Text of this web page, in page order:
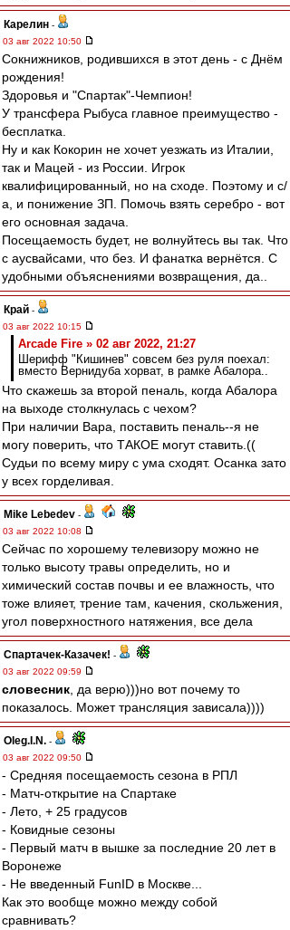
Карелин -
03 авг 2022 10:50
Сокнижников, родившихся в этот день - с Днём
рождения!
Здоровья и "Спартак"-Чемпион!
У трансфера Рыбуса главное преимущество -
бесплатка.
Ну и как Кокорин не хочет уезжать из Италии,
так и Мацей - из России. Игрок
квалифицированный, но на сходе. Поэтому и с/
а, и понижение ЗП. Помочь взять серебро - вот
его основная задача.
Посещаемость будет, не волнуйтесь вы так. Что
с аусвайсами, что без. И фанатка вернётся. С
удобными объяснениями возвращения, да..
Край -
03 авг 2022 10:15
Arcade Fire » 02 авг 2022, 21:27
Шерифф "Кишинев" совсем без руля поехал:
вместо Вернидуба хорват, в рамке Абалора..
Что скажешь за второй пеналь, когда Абалора
на выходе столкнулась с чехом?
При наличии Вара, поставить пеналь--я не
могу поверить, что ТАКОЕ могут ставить.((
Судьи по всему миру с ума сходят. Осанка зато
у всех горделивая.
Mike Lebedev -
03 авг 2022 10:08
Сейчас по хорошему телевизору можно не
только высоту травы определить, но и
химический состав почвы и ее влажность, что
тоже влияет, трение там, качения, скольжения,
угол поверхностного натяжения, все дела
Спартачек-Казачек! -
03 авг 2022 09:59
словесник , да верю)))но вот почему то
показалось. Может трансляция зависала))))
Oleg.I.N. -
03 авг 2022 09:50
- Средняя посещаемость сезона в РПЛ
- Матч-открытие на Спартаке
- Лето, + 25 градусов
- Ковидные сезоны
- Первый матч в вышке за последние 20 лет в
Воронеже
- Не введенный FunID в Москве...
Как это вообще можно между собой
сравнивать?